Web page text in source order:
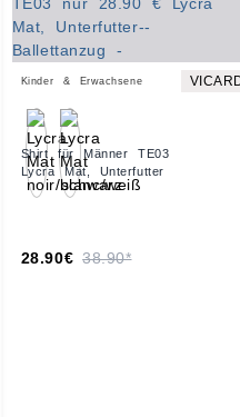
Kinder & Erwachsene
Shirt für Männer TE03
Lycra Mat, Unterfutter
28.90€ 38.90*